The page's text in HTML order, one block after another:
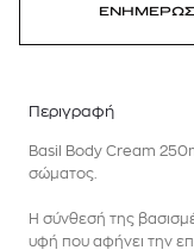
Περιγραφή
Basil Body Cream
σώματος.
Η σύνθεσή της
υφή που αφήνει την